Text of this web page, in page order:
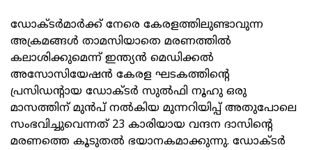
ഡോക്ടര്‍മാര്‍ക്ക് നേരെ കേരളത്തിലുണ്ടാവുന്ന
അക്രമങ്ങള്‍ താമസിയാതെ മരണത്തില്‍
കലാശിക്കുമെന്ന് ഇന്ത്യന്‍ മെഡിക്കല്‍
അസോസിയേഷന്‍ കേരള ഘടകത്തിന്റെ
പ്രസിഡന്റായ ഡോക്ടര്‍ സുല്‍ഫി നൂഹു ഒരു
മാസത്തിന് മുന്‍പ് നല്‍കിയ മുന്നറിയിപ്പ് അതുപോലെ
സംഭവിച്ചുവെന്നത് 23 കാരിയായ വന്ദന ദാസിന്റെ
മരണത്തെ കൂടുതല്‍ ഭയാനകമാക്കുന്നു. ഡോക്ടര്‍